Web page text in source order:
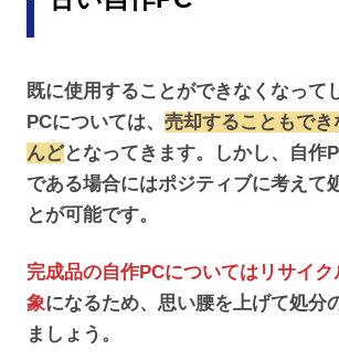
既に使用することができなくなって
PCについては、 売却することもでき
んどとなってきます。しかし、自作
である場合にはポジティブに考えて
とが可能です。
完成品の自作PCについてはリサイ
象になるため、思い腰を上げて処分
ましょう。